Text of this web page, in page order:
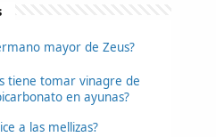
mayor de Zeus?
tiene tomar vinagre de
en ayunas?
a las mellizas?